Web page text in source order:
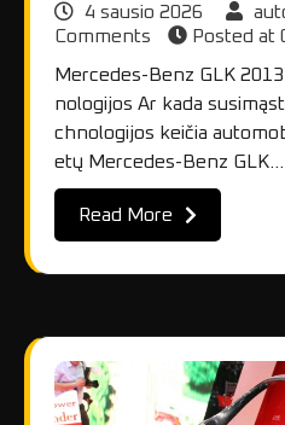
4 sausio 2026
Comments
Posted at
Mercedes-Benz GLK
nologijos Ar kada
chnologijos keičia
etų Mercedes-Benz GLK…
Read More